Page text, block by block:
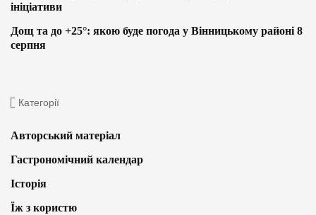
ініціативи
Дощ та до +25°: якою буде погода у Вінницькому районі 8
серпня
Категорії
Авторський матеріал
Гастрономічний календар
Історія
Їж з користю